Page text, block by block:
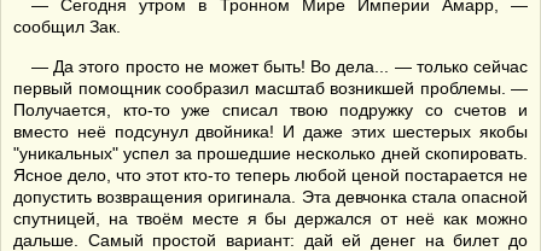
— Сегодня утром в Тронном Мире Империи Амарр, —
сообщил Зак.
— Да этого просто не может быть! Во дела... — только сейчас
первый помощник сообразил масштаб возникшей проблемы. —
Получается, кто-то уже списал твою подружку со счетов и
вместо неё подсунул двойника! И даже этих шестерых якобы
"уникальных" успел за прошедшие несколько дней скопировать.
Ясное дело, что этот кто-то теперь любой ценой постарается не
допустить возвращения оригинала. Эта девчонка стала опасной
спутницей, на твоём месте я бы держался от неё как можно
дальше. Самый простой вариант: дай ей денег на билет до